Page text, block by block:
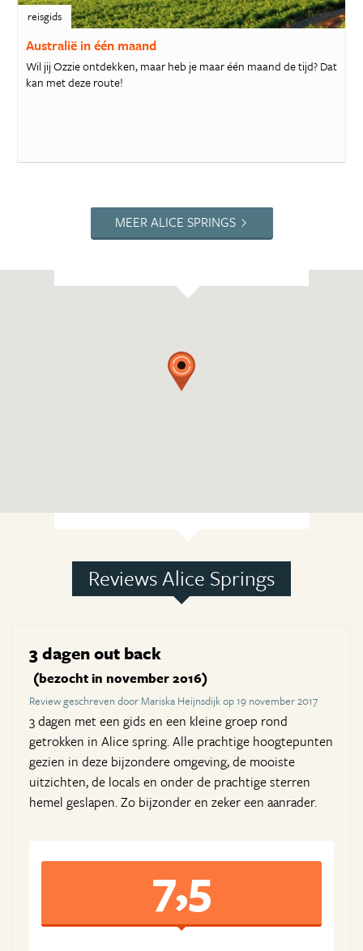
reisgids
Australië in één maand
Wil jij Ozzie ontdekken, maar heb je maar één maand de tijd? Dat
kan met deze route!
MEER ALICE SPRINGS
Reviews Alice Springs
3 dagen out back
(bezocht in november 2016)
Review geschreven door Mariska Heijnsdijk op 19 november 2017
3 dagen met een gids en een kleine groep rond
getrokken in Alice spring. Alle prachtige hoogtepunten
gezien in deze bijzondere omgeving, de mooiste
uitzichten, de locals en onder de prachtige sterren
hemel geslapen. Zo bijzonder en zeker een aanrader.
7,5